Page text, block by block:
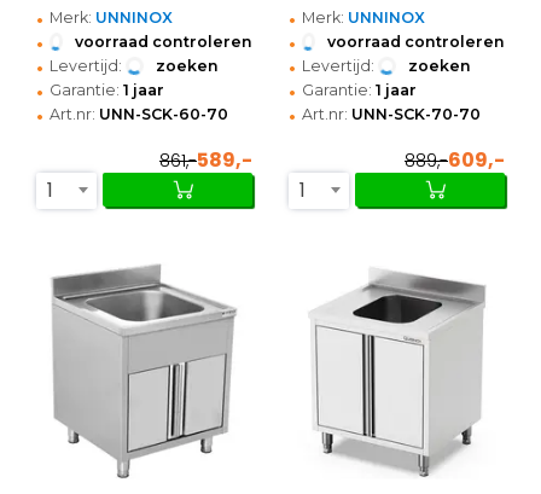
• Merk: UNNINOX
• voorraad controleren
• Levertijd: zoeken
• Garantie: 1 jaar
• Art.nr: UNN-SCK-60-70
861,-589,-
1
• Merk: UNNINOX
• voorraad controleren
• Levertijd: zoeken
• Garantie: 1 jaar
• Art.nr: UNN-SCK-70-70
889,-609,-
1